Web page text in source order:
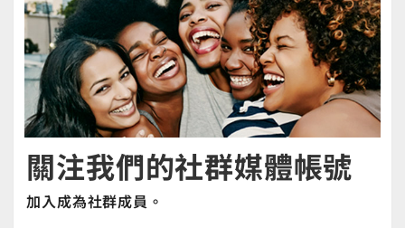
關注我們的社群媒體帳號
加入成為社群成員。